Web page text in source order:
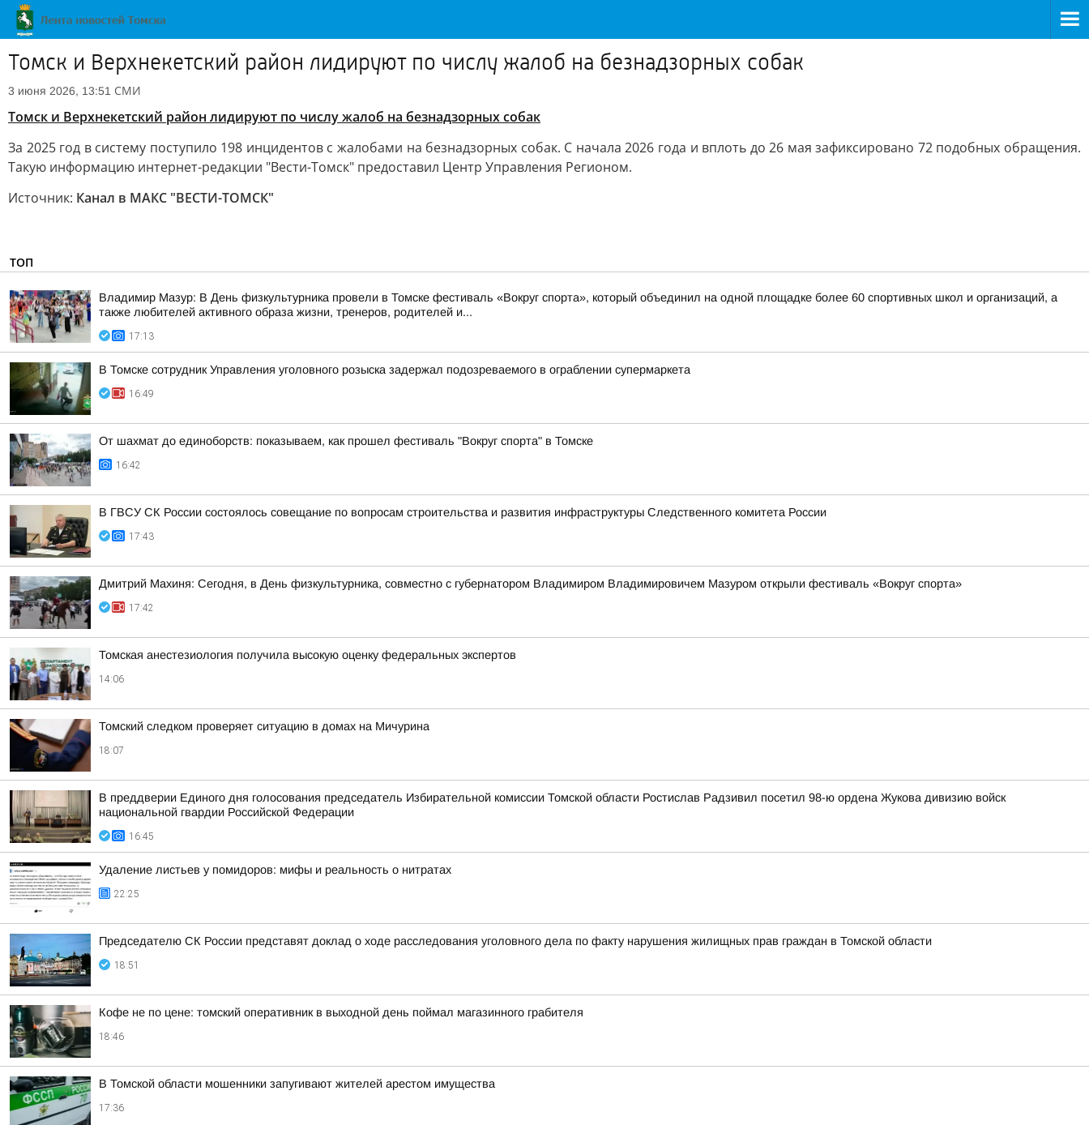
Томск и Верхнекетский район лидируют по числу жалоб на безнадзорных собак
3 июня 2026, 13:51 СМИ
Томск и Верхнекетский район лидируют по числу жалоб на безнадзорных собак
За 2025 год в систему поступило 198 инцидентов с жалобами на безнадзорных собак. С начала 2026 года и вплоть до 26 мая зафиксировано 72 подобных обращения.
Такую информацию интернет-редакции "Вести-Томск" предоставил Центр Управления Регионом.
Источник: Канал в МАКС "ВЕСТИ-ТОМСК"
ТОП
Владимир Мазур: В День физкультурника провели в Томске фестиваль «Вокруг спорта», который объединил на одной площадке более 60 спортивных школ и организаций, а
также любителей активного образа жизни, тренеров, родителей и...
17:13
В Томске сотрудник Управления уголовного розыска задержал подозреваемого в ограблении супермаркета
16:49
От шахмат до единоборств: показываем, как прошел фестиваль "Вокруг спорта" в Томске
16:42
В ГВСУ СК России состоялось совещание по вопросам строительства и развития инфраструктуры Следственного комитета России
17:43
Дмитрий Махиня: Сегодня, в День физкультурника, совместно с губернатором Владимиром Владимировичем Мазуром открыли фестиваль «Вокруг спорта»
17:42
Томская анестезиология получила высокую оценку федеральных экспертов
14:06
Томский следком проверяет ситуацию в домах на Мичурина
18:07
В преддверии Единого дня голосования председатель Избирательной комиссии Томской области Ростислав Радзивил посетил 98-ю ордена Жукова дивизию войск
национальной гвардии Российской Федерации
16:45
Удаление листьев у помидоров: мифы и реальность о нитратах
22:25
Председателю СК России представят доклад о ходе расследования уголовного дела по факту нарушения жилищных прав граждан в Томской области
18:51
Кофе не по цене: томский оперативник в выходной день поймал магазинного грабителя
18:46
В Томской области мошенники запугивают жителей арестом имущества
17:36